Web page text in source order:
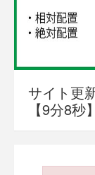
サイト更
【9分8秒】